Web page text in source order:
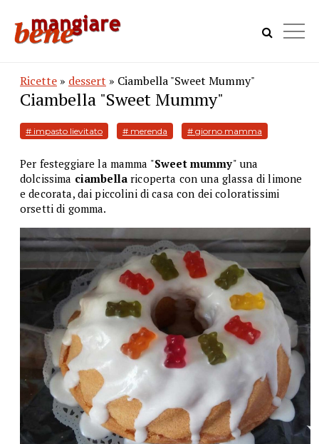
Ricette » dessert » Ciambella "Sweet Mummy"
Ciambella "Sweet Mummy"
# impasto lievitato # merenda # giorno mamma
Per festeggiare la mamma "Sweet mummy" una
dolcissima ciambella ricoperta con una glassa di limone
e decorata, dai piccolini di casa con dei coloratissimi
orsetti di gomma.